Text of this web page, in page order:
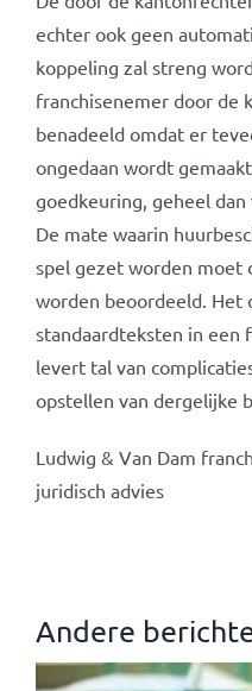
echter ook geen
koppeling zal streng
franchisenemer door de
benadeeld omdat er
ongedaan wordt
goedkeuring, geheel
De mate waarin
spel gezet worden moet
worden beoordeeld. Het
standaardteksten in een
levert tal van
opstellen van dergelijke
Ludwig & Van Dam
juridisch advies
Andere